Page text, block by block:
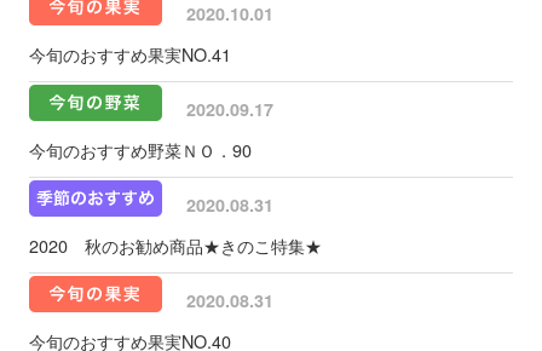
2020.10.01
今旬のおすすめ果実NO.41
2020.09.17
今旬のおすすめ野菜ＮＯ．90
2020.08.31
2020 秋のお勧め商品★きのこ特集★
2020.08.31
今旬のおすすめ果実NO.40